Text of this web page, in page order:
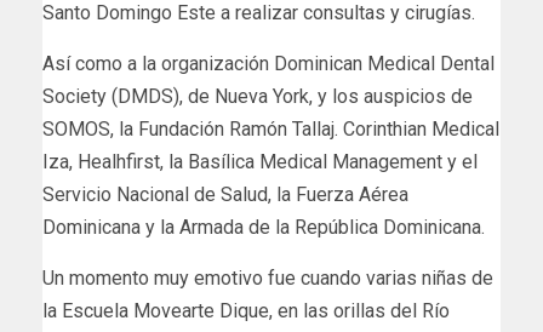
Santo Domingo Este a realizar consultas y cirugías.
Así como a la organización Dominican Medical Dental
Society (DMDS), de Nueva York, y los auspicios de
SOMOS, la Fundación Ramón Tallaj. Corinthian Medical
Iza, Healhfirst, la Basílica Medical Management y el
Servicio Nacional de Salud, la Fuerza Aérea
Dominicana y la Armada de la República Dominicana.
Un momento muy emotivo fue cuando varias niñas de
la Escuela Movearte Dique, en las orillas del Río